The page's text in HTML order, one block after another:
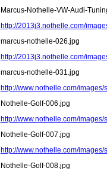
Marcus-Nothelle-VW-Audi-
http://2013j3.nothelle.com/
marcus-nothelle-026.jpg
http://2013j3.nothelle.com/
marcus-nothelle-031.jpg
http://www.nothelle.com/
Nothelle-Golf-006.jpg
http://www.nothelle.com/
Nothelle-Golf-007.jpg
http://www.nothelle.com/
Nothelle-Golf-008.jpg